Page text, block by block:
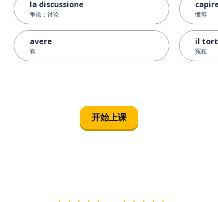
la discussione
争论；讨论
avere
有
懂得
il
冤枉
开始上课